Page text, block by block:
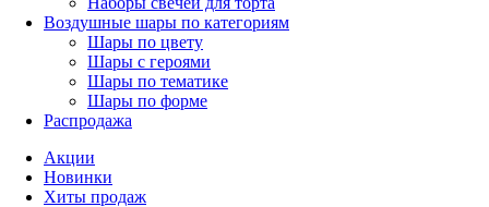
Воздушные шары по категориям
Шары по цвету
Шары с героями
Шары по тематике
Шары по форме
Распродажа
Акции
Новинки
Хиты продаж